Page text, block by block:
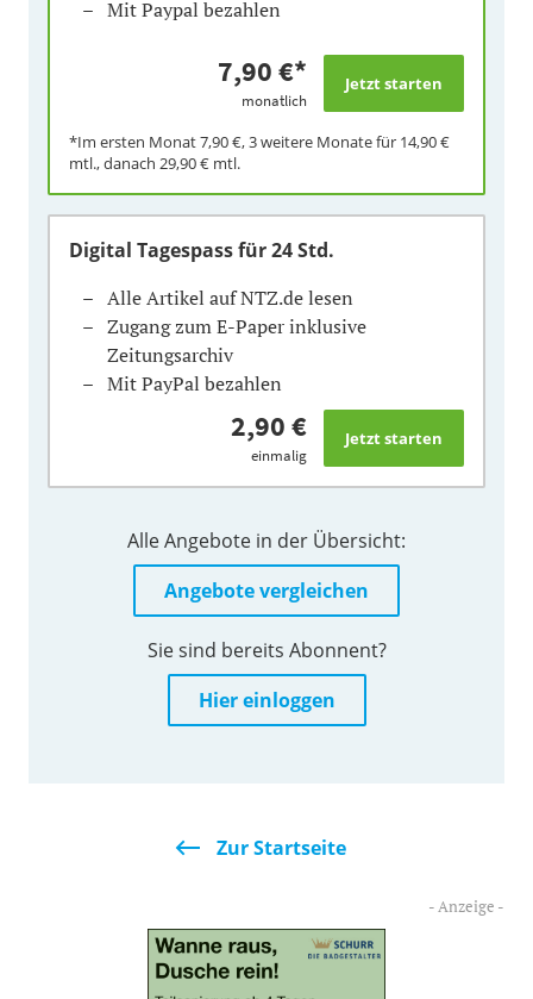
Mit Paypal bezahlen
7,90 €*
monatlich
*Im ersten Monat7,90 €, 3 weitere Monate für 14,90 €
mtl., danach 29,90 € mtl.
Digital Tagespassfür 24 Std.
Alle Artikel auf NTZ.de lesen
Zugang zum E-Paper inklusive
Zeitungsarchiv
Mit PayPal bezahlen
2,90 €
einmalig
Alle Angebote in der Übersicht:
Angebote vergleichen
Sie sind bereits Abonnent?
Hier einloggen
Zur Startseite